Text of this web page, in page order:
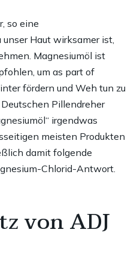
so eine
Haut wirksamer ist,
Magnesiumöl ist
um as part of
fördern und Weh tun zu
Pillendreher
irgendwas
meisten Produkten
damit folgende
Chlorid-Antwort.
von ADJ